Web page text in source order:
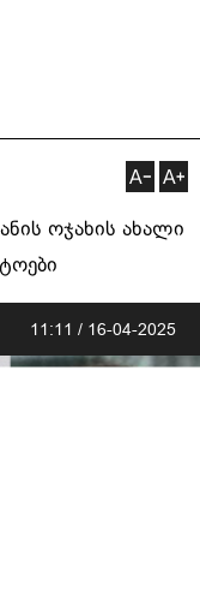
ოჯახის ახალი
11:11 / 16-04-2025